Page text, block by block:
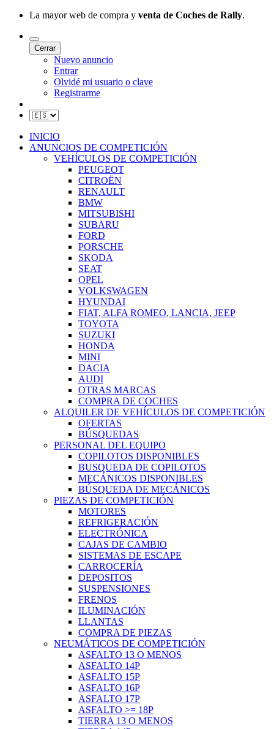
La mayor web de compra y venta de Coches de Rally.
Cerrar
Nuevo anuncio
Entrar
Olvidé mi usuario o clave
Registrarme
INICIO
ANUNCIOS DE COMPETICIÓN
VEHÍCULOS DE COMPETICIÓN
PEUGEOT
CITROËN
RENAULT
BMW
MITSUBISHI
SUBARU
FORD
PORSCHE
SKODA
SEAT
OPEL
VOLKSWAGEN
HYUNDAI
FIAT, ALFA ROMEO, LANCIA, JEEP
TOYOTA
SUZUKI
HONDA
MINI
DACIA
AUDI
OTRAS MARCAS
COMPRA DE COCHES
ALQUILER DE VEHÍCULOS DE COMPETICIÓN
OFERTAS
BÚSQUEDAS
PERSONAL DEL EQUIPO
COPILOTOS DISPONIBLES
BUSQUEDA DE COPILOTOS
MECÁNICOS DISPONIBLES
BÚSQUEDA DE MECÁNICOS
PIEZAS DE COMPETICIÓN
MOTORES
REFRIGERACIÓN
ELECTRÓNICA
CAJAS DE CAMBIO
SISTEMAS DE ESCAPE
CARROCERÍA
DEPOSITOS
SUSPENSIONES
FRENOS
ILUMINACIÓN
LLANTAS
COMPRA DE PIEZAS
NEUMÁTICOS DE COMPETICIÓN
ASFALTO 13 O MENOS
ASFALTO 14P
ASFALTO 15P
ASFALTO 16P
ASFALTO 17P
ASFALTO >= 18P
TIERRA 13 O MENOS